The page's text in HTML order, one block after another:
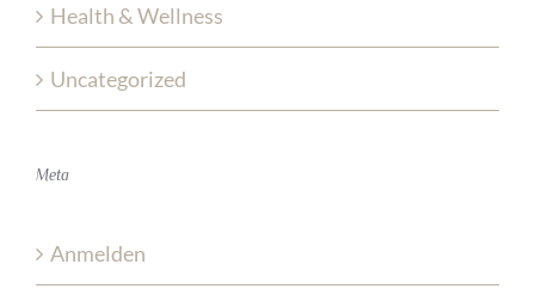
Health & Wellness
Uncategorized
Meta
Anmelden